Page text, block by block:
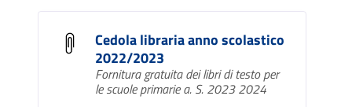
Cedola libraria anno scolastico
2022/2023
Fornitura gratuita dei libri di testo per
le scuole primarie a. S. 2023 2024